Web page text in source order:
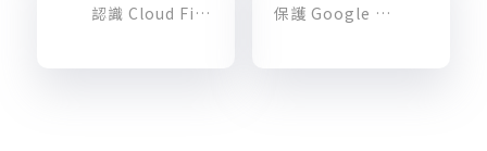
認識 Cloud Firestore：Cloud Native NoSQL 資料庫完整介紹
保護 Google Cloud 資料庫安全的最佳實踐